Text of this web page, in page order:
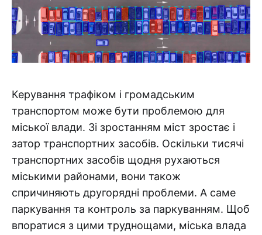
Керування трафіком і громадським
транспортом може бути проблемою для
міської влади. Зі зростанням міст зростає і
затор транспортних засобів. Оскільки тисячі
транспортних засобів щодня рухаються
міськими районами, вони також
спричиняють другорядні проблеми. А саме
паркування та контроль за паркуванням. Щоб
впоратися з цими труднощами, міська влада